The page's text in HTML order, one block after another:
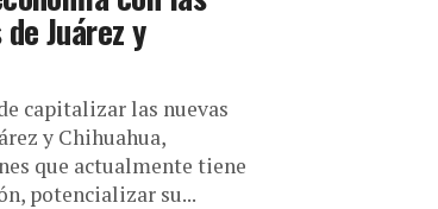
Juárez y
capitalizar las nuevas
y Chihuahua,
que actualmente tiene
potencializar su...